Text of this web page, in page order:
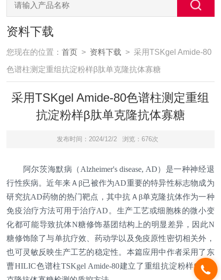
资料下载
您现在的位置：首页 > 资料下载 > 采用TSKgel Amide-80
色谱柱测定重组抗淀粉样β肽单克隆抗体寡糖
采用TSKgel Amide-80色谱柱测定重组
抗淀粉样β肽单克隆抗体寡糖
发布时间：2024/12/2 浏览：676次
阿尔茨海默病（Alzheimer's disease, AD）是一种神经退
行性疾病。近年来Ａβ已被作为AD重要的特异性标志物成为
研究抗AD药物的热门靶点，其中抗Ａβ单克隆抗体作为一种
免疫治疗方法可用于治疗AD。生产工艺或细胞株的微小变
化都可能导致抗体N糖修饰基团结构上的明显差异，因此N
糖修饰除了与单抗疗效、药动学以及免疫原性密切相关外，
也可灵敏反映生产工艺的稳定性。本篇应用中作者采用了东
曹HILIC色谱柱TSKgel Amide-80建立了重组抗淀粉样β肽单